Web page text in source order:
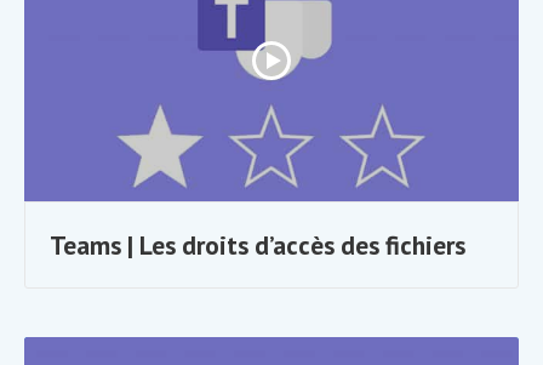
Teams | Les droits d’accès des fichiers